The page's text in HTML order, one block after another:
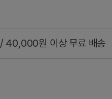
/ 40,000원 이상 무료 배송